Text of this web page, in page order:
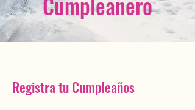
Registra tu Cumpleaños